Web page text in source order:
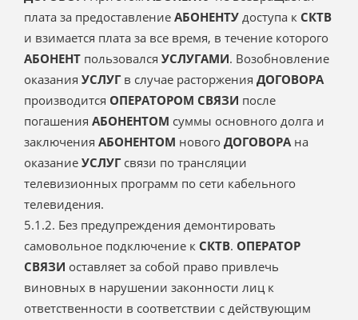
плата за предоставление АБОНЕНТУ доступа к СКТВ
и взимается плата за все время, в течение которого
АБОНЕНТ пользовался УСЛУГАМИ. Возобновление
оказания УСЛУГ в случае расторжения ДОГОВОРА
производится ОПЕРАТОРОМ СВЯЗИ после
погашения АБОНЕНТОМ суммы основного долга и
заключения АБОНЕНТОМ нового ДОГОВОРАна
оказание УСЛУГ связи по трансляции
телевизионных программ по сети кабельного
телевидения.
5.1.2. Без предупреждения демонтировать
самовольное подключение к СКТВ. ОПЕРАТОР
СВЯЗИ оставляет за собой право привлечь
виновных в нарушении законности лиц к
ответственности в соответствии с действующим